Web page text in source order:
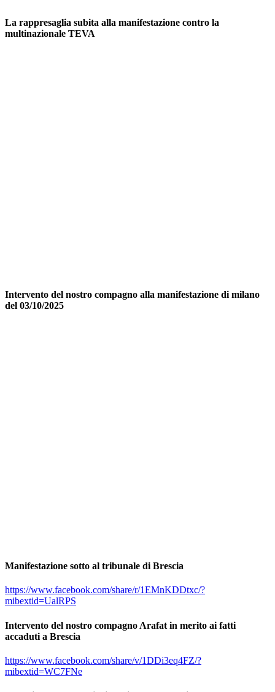
La rappresaglia subita alla manifestazione contro la
multinazionale TEVA
Intervento del nostro compagno alla manifestazione di milano
del 03/10/2025
Manifestazione sotto al tribunale di Brescia
https://www.facebook.com/share/r/1EMnKDDtxc/?
mibextid=UalRPS
Intervento del nostro compagno Arafat in merito ai fatti
accaduti a Brescia
https://www.facebook.com/share/v/1DDi3eq4FZ/?
mibextid=WC7FNe